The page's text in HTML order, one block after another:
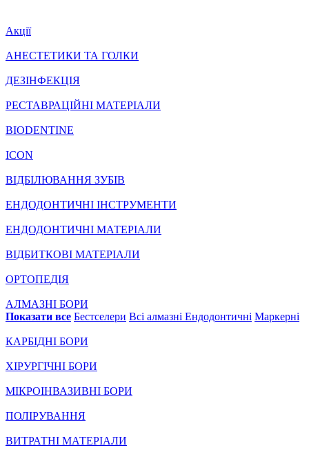
Акції
АНЕСТЕТИКИ ТА ГОЛКИ
ДЕЗІНФЕКЦІЯ
РЕСТАВРАЦІЙНІ МАТЕРІАЛИ
BIODENTINE
ICON
ВІДБІЛЮВАННЯ ЗУБІВ
ЕНДОДОНТИЧНІ ІНСТРУМЕНТИ
ЕНДОДОНТИЧНІ МАТЕРІАЛИ
ВІДБИТКОВІ МАТЕРІАЛИ
ОРТОПЕДІЯ
АЛМАЗНІ БОРИ
Показати все Бестселери Всі алмазні Ендодонтичні Маркерні
КАРБІДНІ БОРИ
ХІРУРГІЧНІ БОРИ
МІКРОІНВАЗИВНІ БОРИ
ПОЛІРУВАННЯ
ВИТРАТНІ МАТЕРІАЛИ